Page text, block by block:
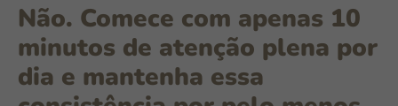
Não. Comece com apenas 10
minutos de atenção plena por
dia e mantenha essa